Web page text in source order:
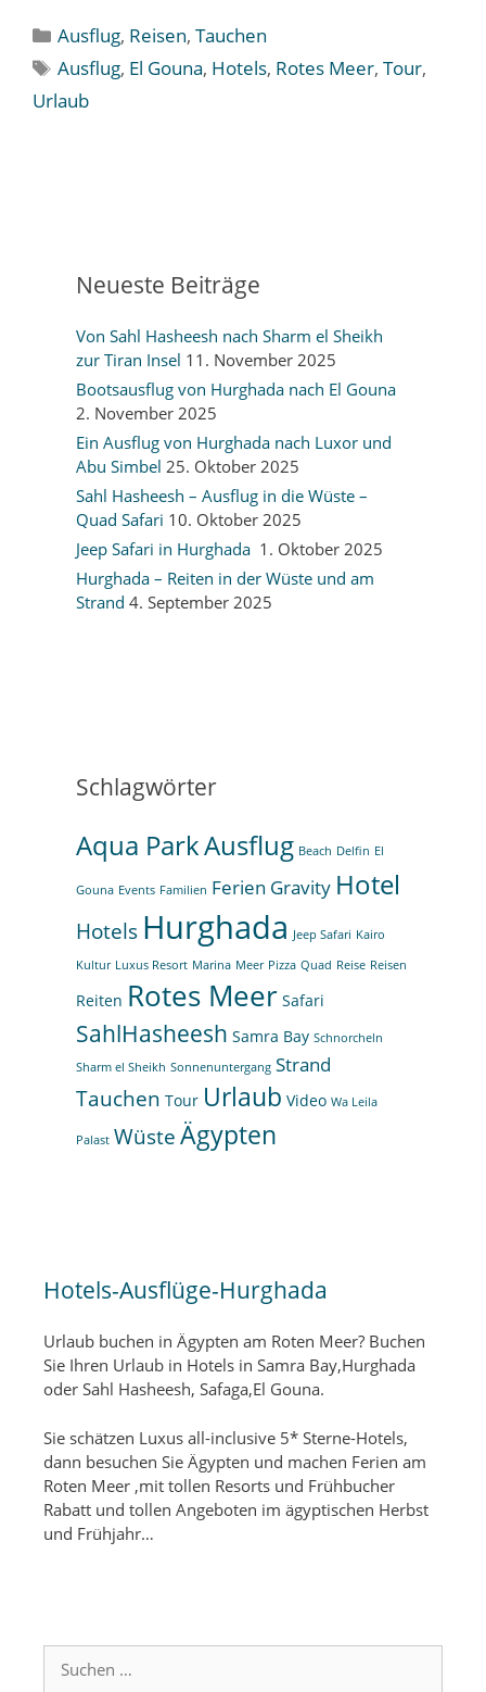
Kategorien
Ausflug, Reisen,Tauchen
Schlagwörter
Ausflug, El Gouna, Hotels, Rotes Meer,Tour,
Urlaub
Neueste Beiträge
Von Sahl Hasheesh nach Sharm el Sheikh
zur Tiran Insel 11. November 2025
Bootsausflug von Hurghada nach El Gouna
2. November 2025
Ein Ausflug von Hurghada nach Luxor und
Abu Simbel 25. Oktober 2025
Sahl Hasheesh – Ausflug in die Wüste –
Quad Safari 10. Oktober 2025
Jeep Safari in Hurghada 1. Oktober 2025
Hurghada – Reiten in der Wüste und am
Strand 4. September 2025
Schlagwörter
Aqua ParkAusflug Beach Delfin El
Gouna Events Familien Ferien Gravity Hotel
Hotels Hurghada Jeep Safari Kairo
Kultur Luxus Resort Marina Meer Pizza Quad Reise Reisen
Reiten Rotes Meer Safari
SahlHasheesh Samra Bay Schnorcheln
Sharm el Sheikh Sonnenuntergang Strand
Tauchen Tour Urlaub Video Wa Leila
Palast WüsteÄgypten
Hotels-Ausflüge-Hurghada
Urlaub buchen in Ägypten am Roten Meer? Buchen
Sie Ihren Urlaub in Hotels in Samra Bay,Hurghada
oder Sahl Hasheesh, Safaga,El Gouna.
Sie schätzen Luxus all-inclusive 5* Sterne-Hotels,
dann besuchen Sie Ägypten und machen Ferien am
Roten Meer ,mit tollen Resorts und Frühbucher
Rabatt und tollen Angeboten im ägyptischen Herbst
und Frühjahr…
nach: